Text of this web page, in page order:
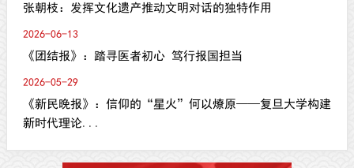
张朝枝：发挥文化遗产推动文明对话的独特作用
2026-06-13
《团结报》：踏寻医者初心 笃行报国担当
2026-05-29
《新民晚报》：信仰的“星火”何以燎原——复旦大学构建
新时代理论...